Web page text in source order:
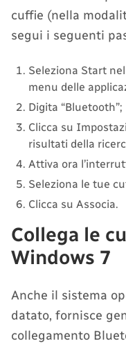
cuffie (nella
segui i seguenti
Seleziona Start
menu delle
Digita “Bluetooth”;
Clicca su
risultati della
Attiva ora
Seleziona le tue
Clicca su Associa.
Collega le
Windows 7
Anche il sistema
datato, fornisce
collegamento